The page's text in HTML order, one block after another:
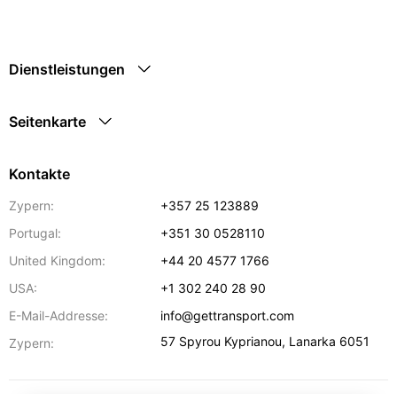
Dienstleistungen
Seitenkarte
Kontakte
Zypern:
+357 25 123889
Portugal:
+351 30 0528110
United Kingdom:
+44 20 4577 1766
USA:
+1 302 240 28 90
E-Mail-Addresse:
info@gettransport.com
Zypern:
57 Spyrou Kyprianou, Lanarka 6051